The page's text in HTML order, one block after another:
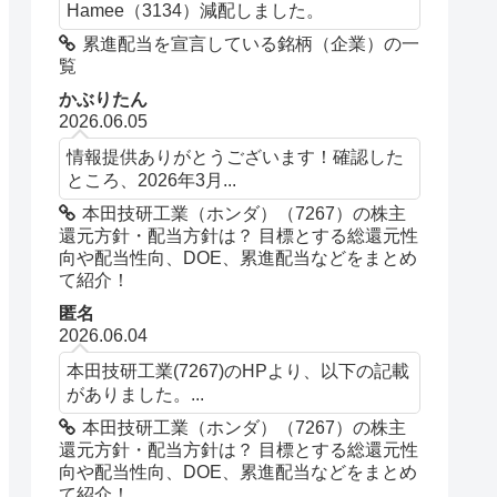
Hamee（3134）減配しました。
累進配当を宣言している銘柄（企業）の一
覧
かぶりたん
2026.06.05
情報提供ありがとうございます！確認した
ところ、2026年3月...
本田技研工業（ホンダ）（7267）の株主
還元方針・配当方針は？ 目標とする総還元性
向や配当性向、DOE、累進配当などをまとめ
て紹介！
匿名
2026.06.04
本田技研工業(7267)のHPより、以下の記載
がありました。...
本田技研工業（ホンダ）（7267）の株主
還元方針・配当方針は？ 目標とする総還元性
向や配当性向、DOE、累進配当などをまとめ